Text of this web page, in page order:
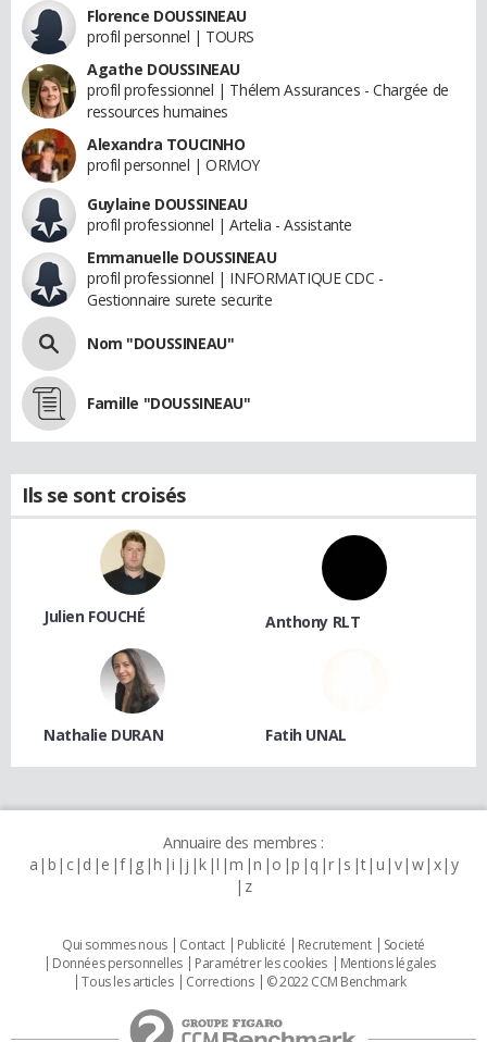
Florence DOUSSINEAU
profil personnel | TOURS
Agathe DOUSSINEAU
profil professionnel | Thélem Assurances - Chargée de
ressources humaines
Alexandra TOUCINHO
profil personnel | ORMOY
Guylaine DOUSSINEAU
profil professionnel | Artelia - Assistante
Emmanuelle DOUSSINEAU
profil professionnel | INFORMATIQUE CDC -
Gestionnaire surete securite
Nom "DOUSSINEAU"
Famille "DOUSSINEAU"
Ils se sont croisés
Julien FOUCHÉ Anthony RLT
Nathalie DURAN Fatih UNAL
Annuaire des membres :
a b c d e f g h i j k l m n o p q r s t u v w x y
z
Qui sommes nous Contact Publicité Recrutement
Societé
Données personnelles
Paramétrer les cookies
Mentions légales
Tous les articles
Corrections © 2022 CCM Benchmark